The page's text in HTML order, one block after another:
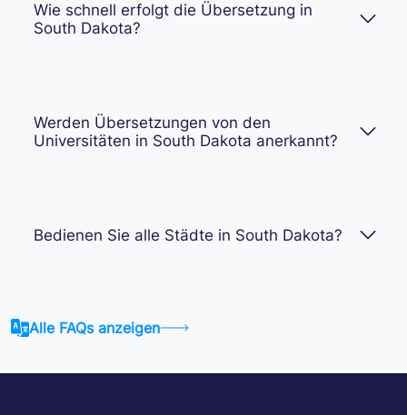
Wie schnell erfolgt die Übersetzung in
South Dakota?
Werden Übersetzungen von den
Universitäten in South Dakota anerkannt?
Bedienen Sie alle Städte in South Dakota?
Alle FAQs anzeigen